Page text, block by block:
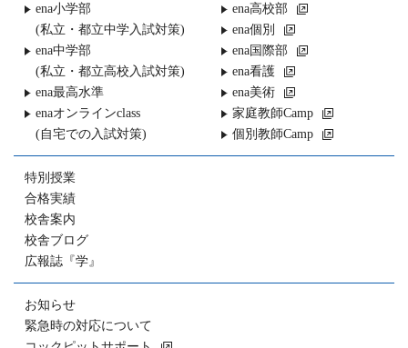
ena小学部
(私立・都立中学入試対策)
ena中学部
(私立・都立高校入試対策)
ena最高水準
enaオンラインclass
(自宅での入試対策)
ena高校部
ena個別
ena国際部
ena看護
ena美術
家庭教師Camp
個別教師Camp
特別授業
合格実績
校舎案内
校舎ブログ
広報誌『学』
お知らせ
緊急時の対応について